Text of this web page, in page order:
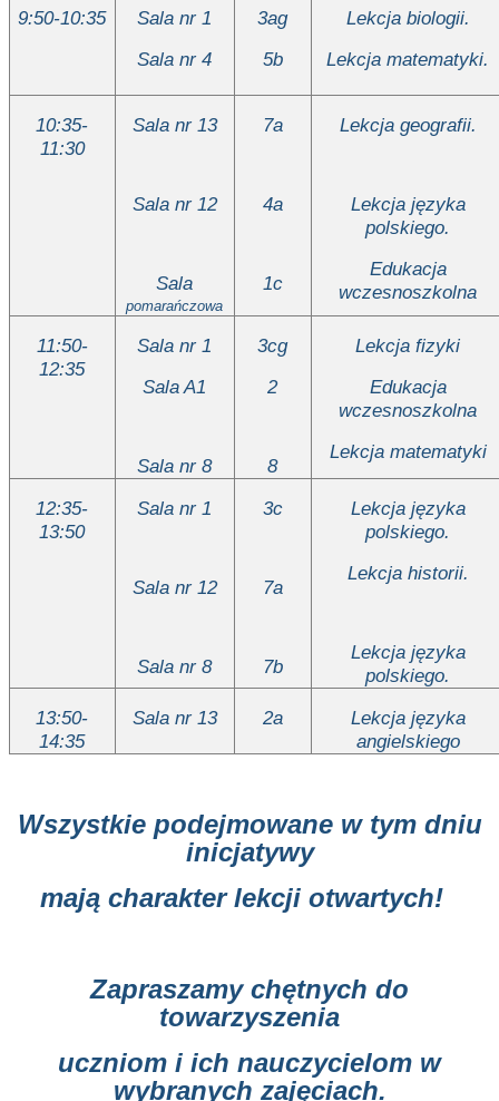
9:50-10:35
Sala nr 1
Sala nr 4
3ag
5b
Lekcja biologii.
Lekcja matematyki.
10:35-
11:30
Sala nr 13
Sala nr 12
Sala
pomarańczowa
7a
4a
1c
Lekcja geografii.
Lekcja języka
polskiego.
Edukacja
wczesnoszkolna
11:50-
12:35
Sala nr 1
Sala A1
Sala nr 8
3cg
2
8
Lekcja fizyki
Edukacja
wczesnoszkolna
Lekcja matematyki
12:35-
13:50
Sala nr 1
Sala nr 12
Sala nr 8
3c
7a
7b
Lekcja języka
polskiego.
Lekcja historii.
Lekcja języka
polskiego.
13:50-
14:35
Sala nr 13 2a
Lekcja języka
angielskiego
Wszystkie podejmowane w tym dniu
inicjatywy
mają charakter lekcji otwartych!
Zapraszamy chętnych do
towarzyszenia
uczniom i ich nauczycielom w
wybranych zajęciach.